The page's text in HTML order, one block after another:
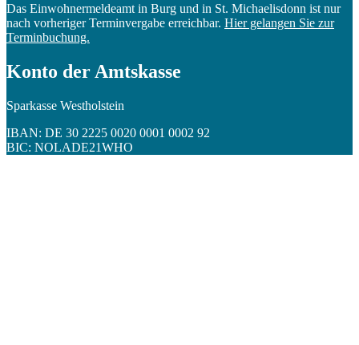
Das Einwohnermeldeamt in Burg und in St. Michaelisdonn ist nur
nach vorheriger Terminvergabe erreichbar. Hier gelangen Sie zur
Terminbuchung.
Konto der Amtskasse
Sparkasse Westholstein
IBAN: DE 30 2225 0020 0001 0002 92
BIC: NOLADE21WHO